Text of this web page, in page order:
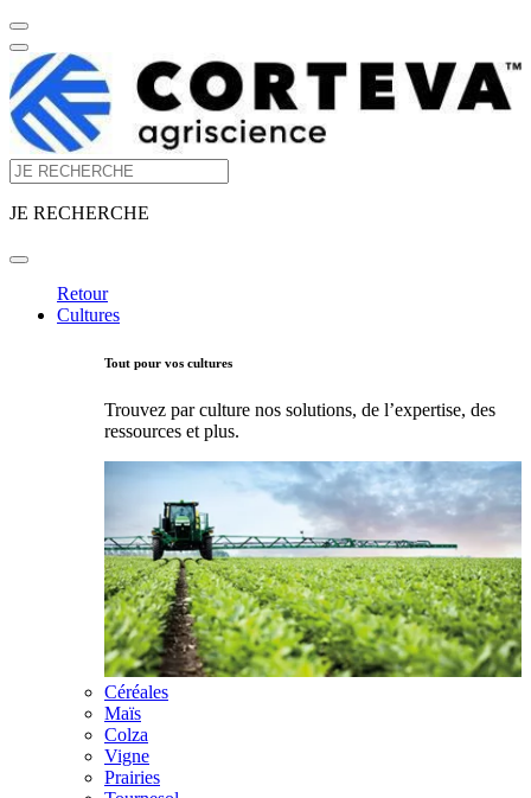
JE RECHERCHE
Retour
Cultures
Tout pour vos cultures
Trouvez par culture nos solutions, de l’expertise, des
ressources et plus.
Céréales
Maïs
Colza
Vigne
Prairies